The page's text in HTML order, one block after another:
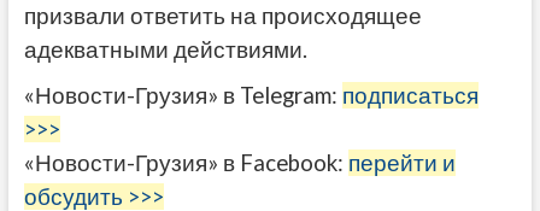
призвали ответить на происходящее
адекватными действиями.
«Новости-Грузия» в Telegram: подписаться
>>>
«Новости-Грузия» в Facebook: перейти и
обсудить >>>